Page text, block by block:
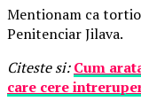
Mentionam ca
Penitenciar Jilava.
Citeste si: Cum
care cere